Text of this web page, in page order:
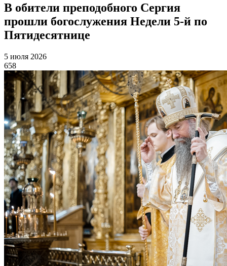
В обители преподобного Сергия
прошли богослужения Недели 5-й по
Пятидесятнице
5 июля 2026
658